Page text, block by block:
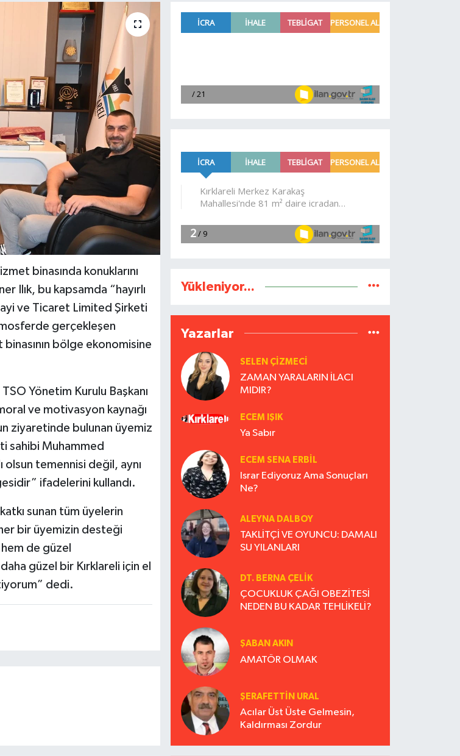
binasında konuklarını
Ilık, bu kapsamda “hayırlı
ve Ticaret Limited Şirketi
gerçekleşen
bölge ekonomisine
Yönetim Kurulu Başkanı
ve motivasyon kaynağı
ziyaretinde bulunan üyemiz
sahibi Muhammed
olsun temennisi değil, aynı
ifadelerini kullandı.
sunan tüm üyelerin
bir üyemizin desteği
de güzel
güzel bir Kırklareli için el
dedi.
Yükleniyor...
Yazarlar
SELEN ÇİZMECİ
ZAMAN YARALARIN İLACI
MIDIR?
ECEM IŞIK
Ya Sabır
ECEM SENA ERBIL
Israr Ediyoruz Ama Sonuçları
Ne?
ALEYNA DALBOY
TAKLİTÇİ VE OYUNCU: DAMALI
SU YILANLARI
DT. BERNA ÇELIK
ÇOCUKLUK ÇAĞI OBEZİTESİ
NEDEN BU KADAR TEHLİKELİ?
ŞABAN AKIN
AMATÖR OLMAK
ŞERAFETTIN URAL
Acılar Üst Üste Gelmesin,
Kaldırması Zordur